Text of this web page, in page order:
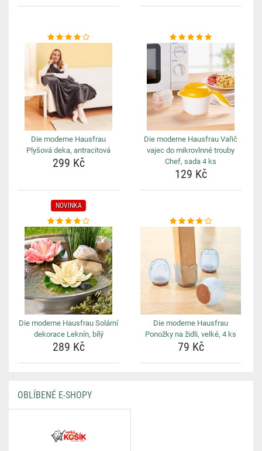
Die moderne Hausfrau
Plyšová deka, antracitová
299 Kč
Die moderne Hausfrau Vařič
vajec do mikrovlnné trouby
Chef, sada 4 ks
129 Kč
NOVINKA
Die moderne Hausfrau Solární
dekorace Leknín, bílý
289 Kč
Die moderne Hausfrau
Ponožky na židli, velké, 4 ks
79 Kč
OBLÍBENÉ E-SHOPY